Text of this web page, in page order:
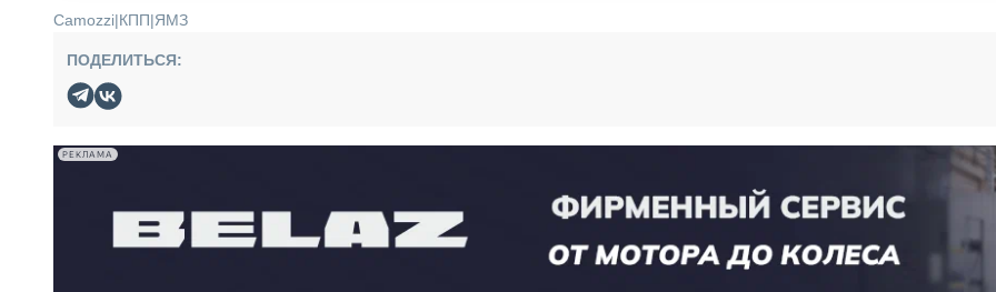
Camozzi|КПП|ЯМЗ
ПОДЕЛИТЬСЯ:
РЕКЛАМА